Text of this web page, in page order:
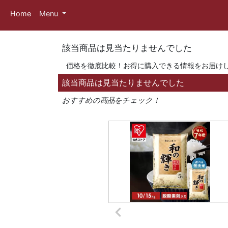
Home Menu
該当商品は見当たりませんでした
価格を徹底比較！お得に購入できる情報をお届け
該当商品は見当たりませんでした
おすすめの商品をチェック！